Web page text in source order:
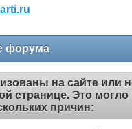
форума
на сайте или
странице. Это
причин: